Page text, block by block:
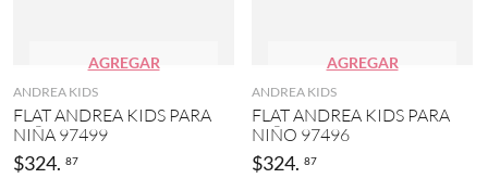
AGREGAR
ANDREA KIDS
FLAT ANDREA KIDS PARA
NIÑA 97499
$324. 87
AGREGAR
ANDREA KIDS
FLAT ANDREA KIDS PARA
NIÑO 97496
$324. 87